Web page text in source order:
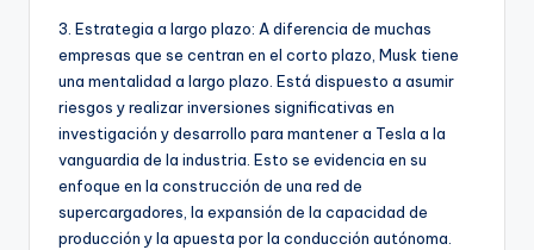
3. Estrategia a largo plazo: A diferencia de muchas
empresas que se centran en el corto plazo, Musk tiene
una mentalidad a largo plazo. Está dispuesto a asumir
riesgos y realizar inversiones significativas en
investigación y desarrollo para mantener a Tesla a la
vanguardia de la industria. Esto se evidencia en su
enfoque en la construcción de una red de
supercargadores, la expansión de la capacidad de
producción y la apuesta por la conducción autónoma.